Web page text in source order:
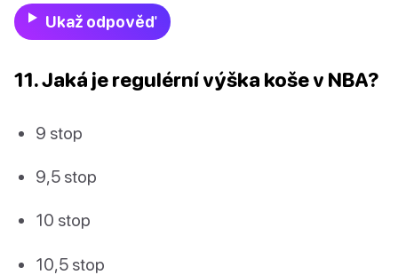
Ukaž odpověď
11. Jaká je regulérní výška koše v NBA?
9 stop
9,5 stop
10 stop
10,5 stop